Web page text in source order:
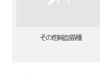
その他純血猫種